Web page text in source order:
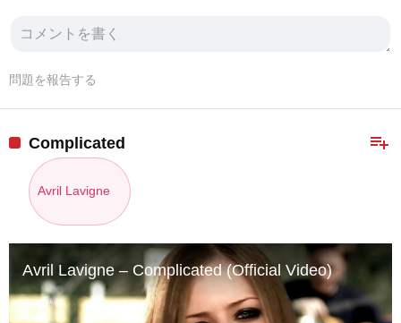
問題を報告する
playlist_add
Complicated
Avril Lavigne
Avril Lavigne – Complicated (Official Video)